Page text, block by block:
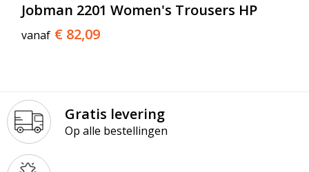
Jobman 2201 Women's Trousers HP
vanaf € 82,09
Gratis levering
Op alle bestellingen